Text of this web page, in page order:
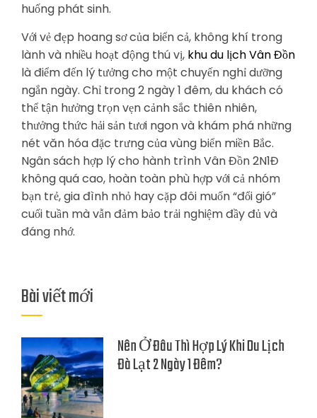
huống phát sinh.
Với vẻ đẹp hoang sơ của biển cả, không khí trong
lành và nhiều hoạt động thú vị, khu du lịch Vân Đồn
là điểm đến lý tưởng cho một chuyến nghỉ dưỡng
ngắn ngày. Chỉ trong 2 ngày 1 đêm, du khách có
thể tận hưởng trọn vẹn cảnh sắc thiên nhiên,
thưởng thức hải sản tươi ngon và khám phá những
nét văn hóa đặc trưng của vùng biển miền Bắc.
Ngân sách hợp lý cho hành trình Vân Đồn 2N1Đ
không quá cao, hoàn toàn phù hợp với cả nhóm
bạn trẻ, gia đình nhỏ hay cặp đôi muốn “đổi gió”
cuối tuần mà vẫn đảm bảo trải nghiệm đầy đủ và
đáng nhớ.
Bài viết mới
Nên Ở Đâu Thì Hợp Lý Khi Du Lịch
Đà Lạt 2 Ngày 1 Đêm?